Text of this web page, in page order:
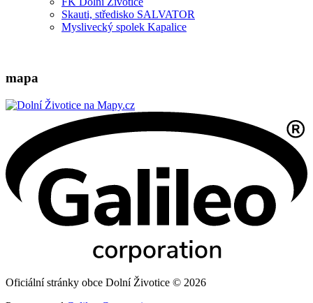
Skauti, středisko SALVATOR
Myslivecký spolek Kapalice
mapa
Oficiální stránky obce Dolní Životice © 2026